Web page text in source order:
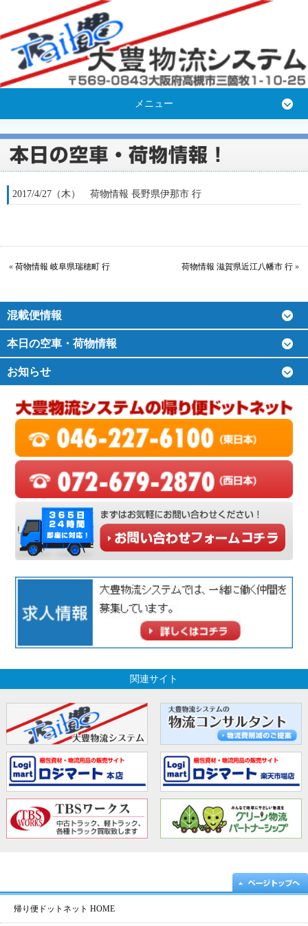
メニュー
2017/4/27（木） 荷物情報 長野県伊那市 行
« 荷物情報 岐阜県瑞穂町 行 荷物情報 滋賀県近江八幡市 行 »
混載便情報
本日の空車・荷物情報
お知らせ
関連サイト
帰り便ドットネット HOME